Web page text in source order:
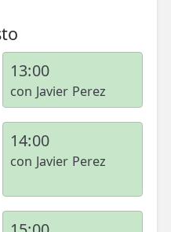
13:00
con Javier Perez
14:00
con Javier Perez